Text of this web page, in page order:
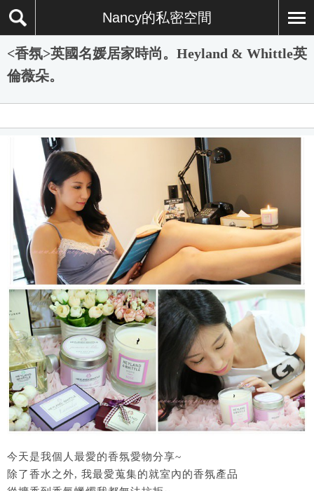
Nancy的私密空間
<香氛>英國名媛居家時尚。Heyland & Whittle英
倫薇朵。
今天是我個人最愛的香氛愛物分享~
除了香水之外, 我最愛蒐集的就室內的香氛產品